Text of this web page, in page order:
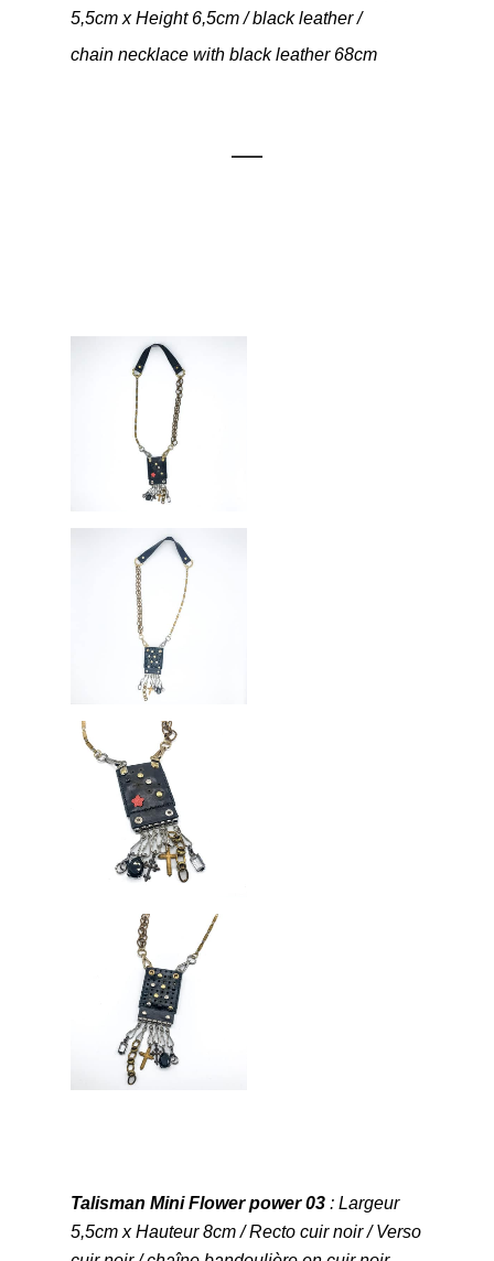
5,5cm x Height 6,5cm / black leather /
chain necklace with black leather 68cm
Talisman Mini Flower power 03 : Largeur
5,5cm x Hauteur 8cm / Recto cuir noir / Verso